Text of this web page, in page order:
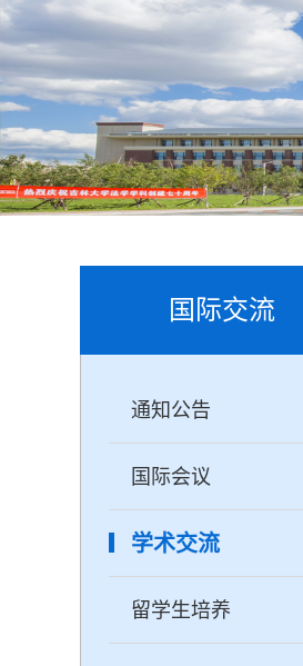
国际交流
通知公告
国际会议
学术交流
留学生培养